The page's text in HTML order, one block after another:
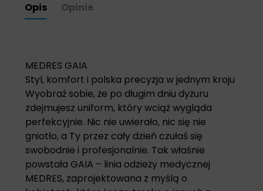
Opis Opinie
MEDRES GAIA
Styl, komfort i polska precyzja w jednym kroju
Wyobraź sobie, że po długim dniu dyżuru
zdejmujesz uniform, który wciąż wygląda
perfekcyjnie. Nic nie uwierało, nic się nie
gniotło, a Ty przez cały dzień czułaś się
swobodnie i profesjonalnie. Tak właśnie
powstała GAIA – linia odzieży medycznej
MEDRES, zaprojektowana z myślą o